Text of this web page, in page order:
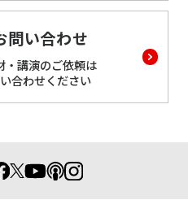
問い合わせ
・講演のご依頼は
合わせください